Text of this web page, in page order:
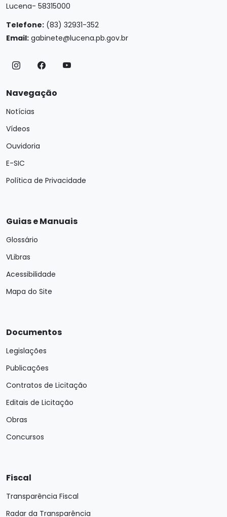
Lucena- 58315000
Telefone: (83) 32931-352
Email: gabinete@lucena.pb.gov.br
Navegação
Notícias
Vídeos
Ouvidoria
E-SIC
Política de Privacidade
Guias e Manuais
Glossário
VLibras
Acessibilidade
Mapa do Site
Documentos
Legislações
Publicações
Contratos de Licitação
Editais de Licitação
Obras
Concursos
Fiscal
Transparência Fiscal
Radar da Transparência